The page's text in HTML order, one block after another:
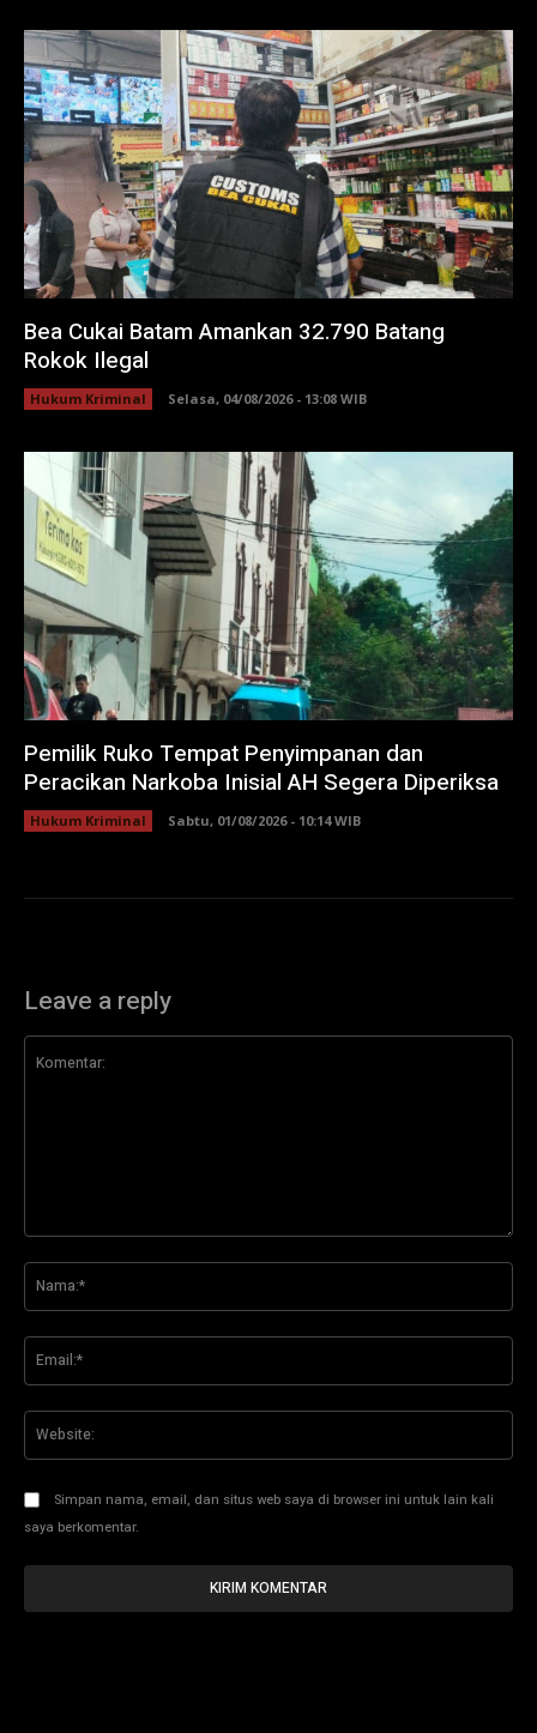
Bea Cukai Batam Amankan 32.790 Batang
Rokok Ilegal
Hukum Kriminal Selasa, 04/08/2026 - 13:08 WIB
Pemilik Ruko Tempat Penyimpanan dan
Peracikan Narkoba Inisial AH Segera Diperiksa
Hukum Kriminal Sabtu, 01/08/2026 - 10:14 WIB
Leave a reply
Simpan nama, email, dan situs web saya di browser ini untuk lain kali
saya berkomentar.